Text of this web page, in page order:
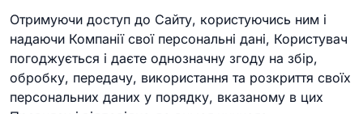
Отримуючи доступ до Сайту, користуючись ним і
надаючи Компанії свої персональні дані, Користувач
погоджується і даєте однозначну згоду на збір,
обробку, передачу, використання та розкриття своїх
персональних даних у порядку, вказаному в цих